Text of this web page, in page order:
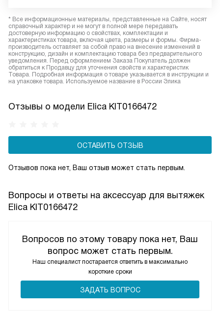
* Все информационные материалы, представленные на Сайте, носят
справочный характер и не могут в полной мере передавать
достоверную информацию о свойствах, комплектации и
характеристиках товара, включая цвета, размеры и формы. Фирма-
производитель оставляет за собой право на внесение изменений в
конструкцию, дизайн и комплектацию товара без предварительного
уведомления. Перед оформлением Заказа Покупатель должен
обратиться к Продавцу для уточнения свойств и характеристик
Товара. Подробная информация о товаре указывается в инструкции и
на упаковке товара. Используемое название в России Элика
Отзывы о модели Elica KIT0166472
ОСТАВИТЬ ОТЗЫВ
Отзывов пока нет, Ваш отзыв может стать первым.
Вопросы и ответы на аксессуар для вытяжек
Elica KIT0166472
Вопросов по этому товару пока нет, Ваш
вопрос может стать первым.
Наш специалист постарается ответить в максимально
короткие сроки
ЗАДАТЬ ВОПРОС